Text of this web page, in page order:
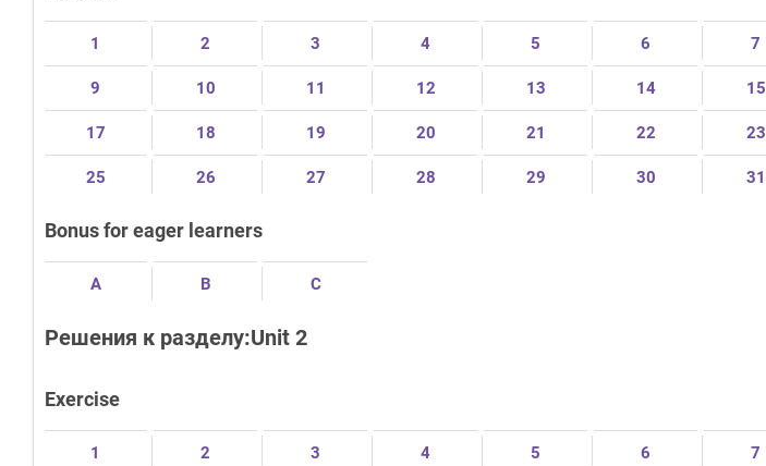
1 2 3 4 5 6 7
9 10 11 12 13 14 15
17 18 19 20 21 22 23
25 26 27 28 29 30 31
Bonus for eager learners
A B C
Решения к разделу:Unit 2
Exercise
1 2 3 4 5 6 7